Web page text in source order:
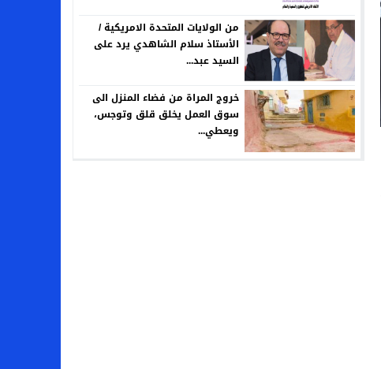
من الولايات المتحدة الامريكية /
الأستاذ سلام الشاهدي يرد على
السيد عبد...
خروج المراة من فضاء المنزل الى
سوق العمل يخلق قلق وتوجس،
ويعطي...